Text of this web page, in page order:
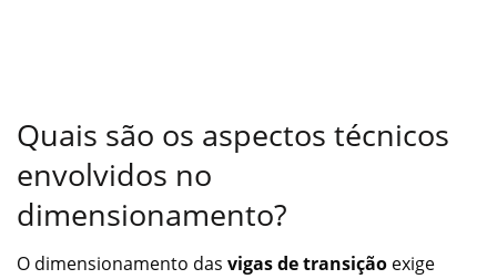
Quais são os aspectos técnicos
envolvidos no
dimensionamento?
O dimensionamento das vigas de transição exige